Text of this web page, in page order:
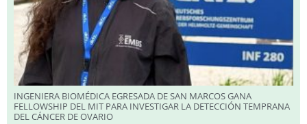
INGENIERA BIOMÉDICA EGRESADA DE SAN MARCOS GANA
FELLOWSHIP DEL MIT PARA INVESTIGAR LA DETECCIÓN TEMPRANA
DEL CÁNCER DE OVARIO